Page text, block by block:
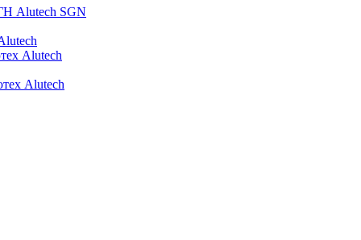
Alutech SGN
Alutech
Alutech